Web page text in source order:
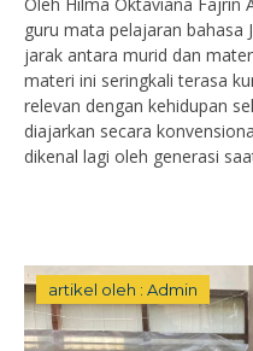
guru mata pelajaran bahasa
jarak antara murid dan
materi ini seringkali terasa
relevan dengan kehidupan
diajarkan secara
dikenal lagi oleh generasi
artikel oleh : Admin